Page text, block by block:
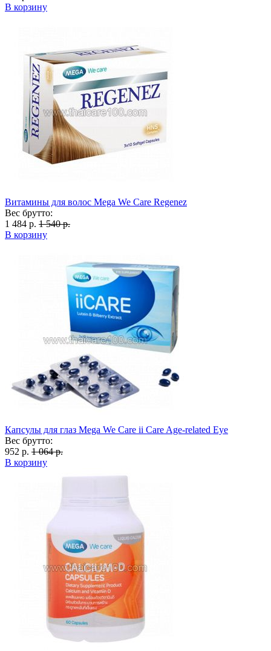
В корзину
Витамины для волос Mega We Care Regenez
Вес брутто:
1 484 р. 1 540 р.
В корзину
Капсулы для глаз Mega We Care ii Care Age-related Eye
Вес брутто:
952 р. 1 064 р.
В корзину